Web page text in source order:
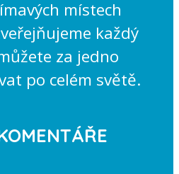
místech
každý
za jedno
po celém světě.